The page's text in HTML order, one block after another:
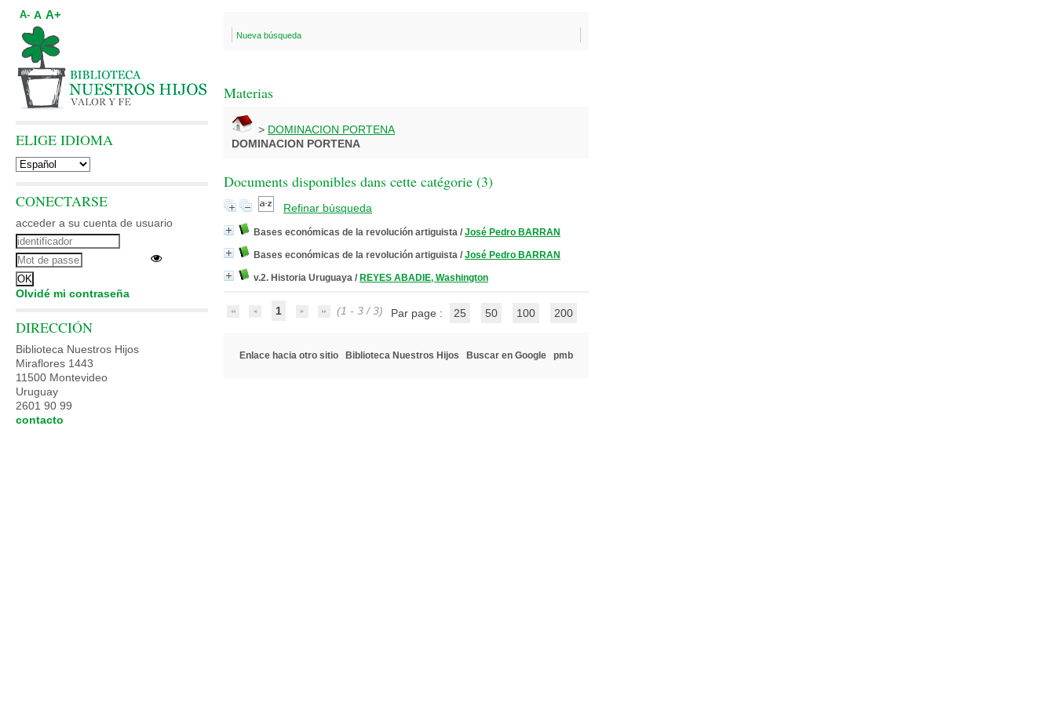
Nueva búsqueda
Materias
> DOMINACION PORTENA
DOMINACION PORTENA
Documents disponibles dans cette catégorie (3)
Refinar búsqueda
Bases económicas de la revolución artiguista / José Pedro BARRAN
Bases económicas de la revolución artiguista / José Pedro BARRAN
v.2. Historia Uruguaya / REYES ABADIE, Washington
1 (1 - 3 / 3) Par page : 25 50 100 200
Enlace hacia otro sitio Biblioteca Nuestros Hijos Buscar en Google pmb
A- A A+
ELIGE IDIOMA
CONECTARSE
acceder a su cuenta de usuario
Olvidé mi contraseña
DIRECCIÓN
Biblioteca Nuestros Hijos
Miraflores 1443
11500 Montevideo
Uruguay
2601 90 99
contacto